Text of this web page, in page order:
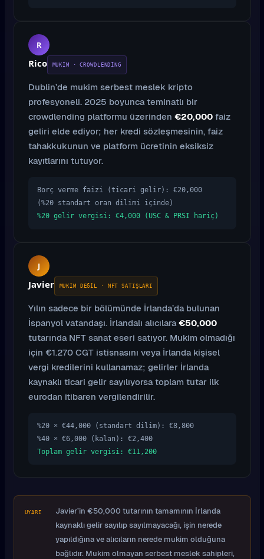
R
Rico MUKIM · CROWDLENDING
Dublin’de mukim serbest meslek kripto
profesyoneli. 2025 boyunca teminatlı bir
crowdlending platformu üzerinden €20,000faiz
geliri elde ediyor; her kredi sözleşmesinin, faiz
tahakkukunun ve platform ücretinin eksiksiz
kayıtlarını tutuyor.
Borç verme faizi (ticari gelir): €20,000
(%20 standart oran dilimi içinde)
%20 gelir vergisi: €4,000 (USC & PRSI hariç)
J
Javier MUKIM DEĞIL · NFT SATIŞLARI
Yılın sadece bir bölümünde İrlanda’da bulunan
İspanyol vatandaşı. İrlandalı alıcılara €50,000
tutarında NFT sanat eseri satıyor. Mukim olmadığı
için €1.270 CGT istisnasını veya İrlanda kişisel
vergi kredilerini kullanamaz; gelirler İrlanda
kaynaklı ticari gelir sayılıyorsa toplam tutar ilk
eurodan itibaren vergilendirilir.
%20 × €44,000 (standart dilim): €8,800
%40 × €6,000 (kalan): €2,400
Toplam gelir vergisi: €11,200
UYARI
Javier’in €50,000 tutarının tamamının İrlanda
kaynaklı gelir sayılıp sayılmayacağı, işin nerede
yapıldığına ve alıcıların nerede mukim olduğuna
bağlıdır. Mukim olmayan serbest meslek sahipleri,